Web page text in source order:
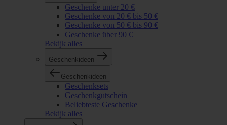
Geschenke unter 20 €
Geschenke von 20 € bis 50 €
Geschenke von 50 € bis 90 €
Geschenke über 90 €
Bekijk alles
Geschenkideen
Geschenkideen
Geschenksets
Geschenkgutschein
Beliebteste Geschenke
Bekijk alles